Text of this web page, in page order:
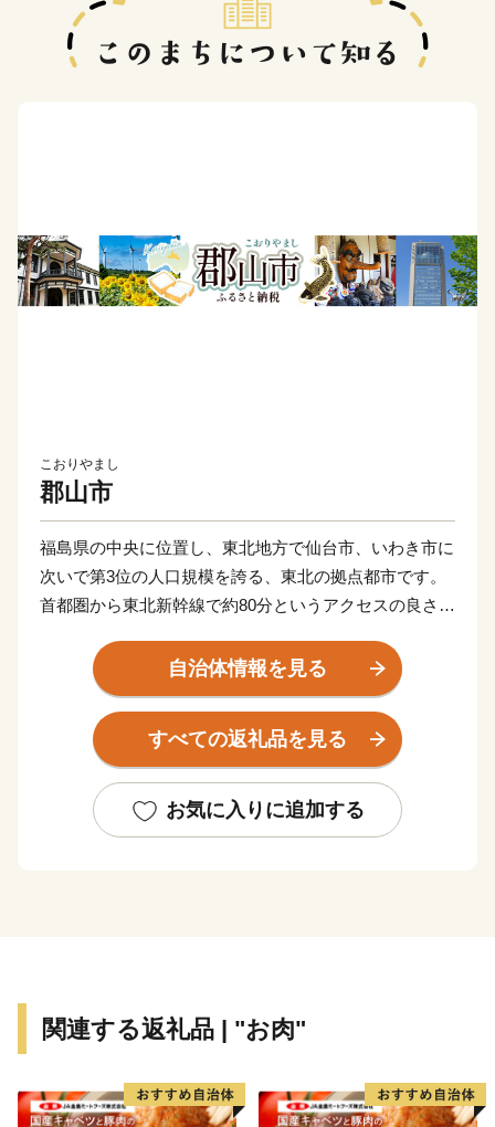
こおりやまし
郡山市
福島県の中央に位置し、東北地方で仙台市、いわき市に
次いで第3位の人口規模を誇る、東北の拠点都市です。
首都圏から東北新幹線で約80分というアクセスの良さに
ど、交通の利便性が良いことから「陸の港」とも称さ
れ、「人」「モノ」「情報」が集まる中核市、そして経
済県都として成長を続けています。
今なお、東日本大震災に伴う原子力災害が市民生活に影
トの開催や相次ぐ企業の進出など、復興に向け着実な歩
みを進めています。
域における自律的好循環が見込めるものとして、東北で
も、将来世代につなぐ持続可能なまちづくりを進めるた
め、SDGsの達成に向けた取り組みを推進していきま
自治体情報を見る
すべての返礼品を見る
お気に入りに追加する
関連する返礼品 | "お肉"